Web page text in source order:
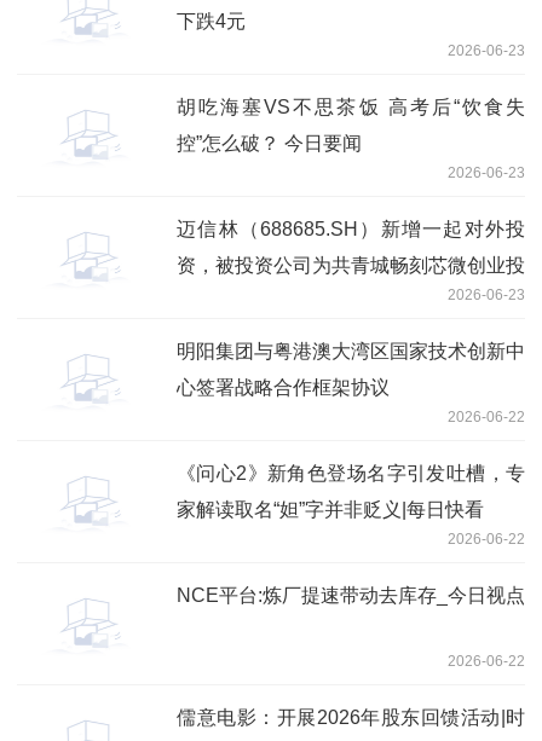
下跌4元
2026-06-23
胡吃海塞VS不思茶饭 高考后“饮食失
控”怎么破？ 今日要闻
2026-06-23
迈信林（688685.SH）新增一起对外投
资，被投资公司为共青城畅刻芯微创业投
2026-06-23
明阳集团与粤港澳大湾区国家技术创新中
心签署战略合作框架协议
2026-06-22
《问心2》新角色登场名字引发吐槽，专
家解读取名“妲”字并非贬义|每日快看
2026-06-22
NCE平台:炼厂提速带动去库存_今日视点
2026-06-22
儒意电影：开展2026年股东回馈活动|时